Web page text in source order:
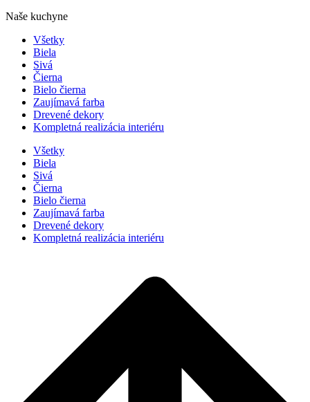
Naše kuchyne
Všetky
Biela
Sivá
Čierna
Bielo čierna
Zaujímavá farba
Drevené dekory
Kompletná realizácia interiéru
Všetky
Biela
Sivá
Čierna
Bielo čierna
Zaujímavá farba
Drevené dekory
Kompletná realizácia interiéru